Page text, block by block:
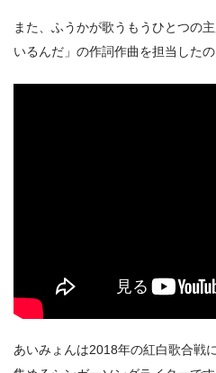
また、ふうかが歌うもうひとつの
いるんだ」の作詞作曲を担当したの
あいみょんは2018年の紅白歌合戦